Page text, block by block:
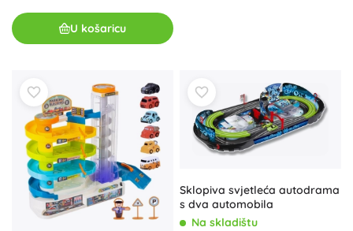
U košaricu
Sklopiva svjetleća autodrama
s dva automobila
Na skladištu